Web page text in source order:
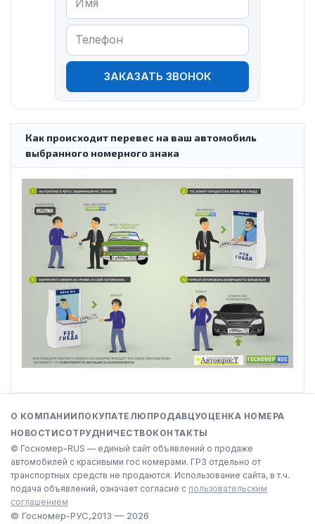
ЗАКАЗАТЬ ЗВОНОК
Как происходит перевес на ваш автомобиль
выбранного номерного знака
© Госномер-RUS — единый сайт объявлений о продаже
автомобилей с красивыми гос номерами. ГРЗ отдельно от
транспортных средств не продаются. Использование сайта, в т.ч.
подача объявлений, означает согласие с пользовательским
соглашением
О КОМПАНИИ ПОКУПАТЕЛЮ ПРОДАВЦУОЦЕНКА НОМЕРА
НОВОСТИСОТРУДНИЧЕСТВОКОНТАКТЫ
© Госномер-РУС,2013 — 2026